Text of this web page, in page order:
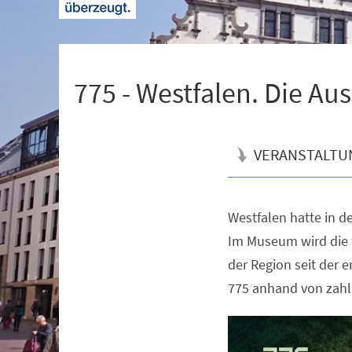
775 - Westfalen. Die
Westfalen hatte in
Im Museum wird
der Region seit der
775 anhand von